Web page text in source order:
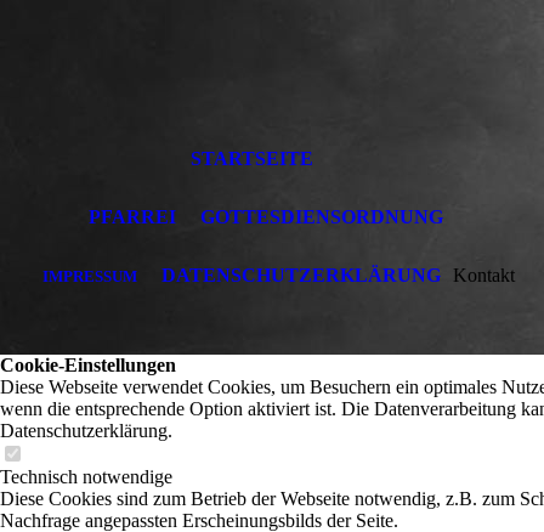
STARTSEITE
PFARREI GOTTESDIENSORDNUNG
IMPRESSUM DATENSCHUTZERKLÄRUNG Kontakt
Cookie-Einstellungen
Diese Webseite verwendet Cookies, um Besuchern ein optimales
wenn die entsprechende Option aktiviert ist. Die Datenverarbeitung
Datenschutzerklärung.
Technisch notwendige
Diese Cookies sind zum Betrieb der Webseite notwendig, z.B. zum
Nachfrage angepassten Erscheinungsbilds der Seite.